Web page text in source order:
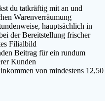
du tatkräftig mit an und
Warenverräumung
hauptsächlich in
der Bereitstellung frischer
Filialbild
Beitrag für ein rundum
Kunden
von mindestens 12,50